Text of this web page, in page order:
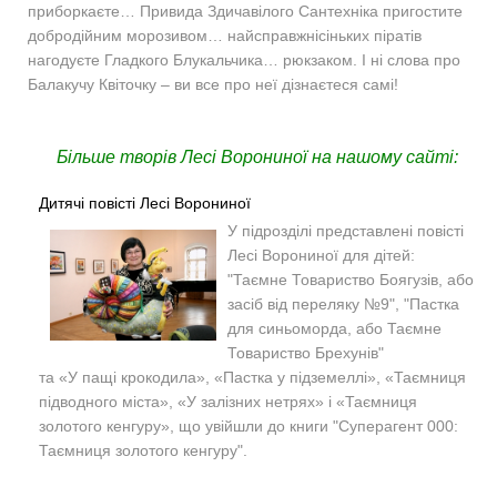
приборкаєте… Привида Здичавілого Сантехніка пригостите
добродійним морозивом… найсправжнісіньких піратів
нагодуєте Гладкого Блукальчика… рюкзаком. І ні слова про
Балакучу Квіточку – ви все про неї дізнаєтеся самі!
Більше творів Лесі Ворониної на нашому сайті:
Дитячі повісті Лесі Ворониної
У підрозділі представлені повісті
Лесі Ворониної для дітей:
"Таємне Товариство Боягузів, або
засіб від переляку №9", "Пастка
для синьоморда, або Таємне
Товариство Брехунів"
та «У пащі крокодила», «Пастка у підземеллі», «Таємниця
підводного міста», «У залізних нетрях» і «Таємниця
золотого кенгуру», що увійшли до книги "Суперагент 000:
Таємниця золотого кенгуру".